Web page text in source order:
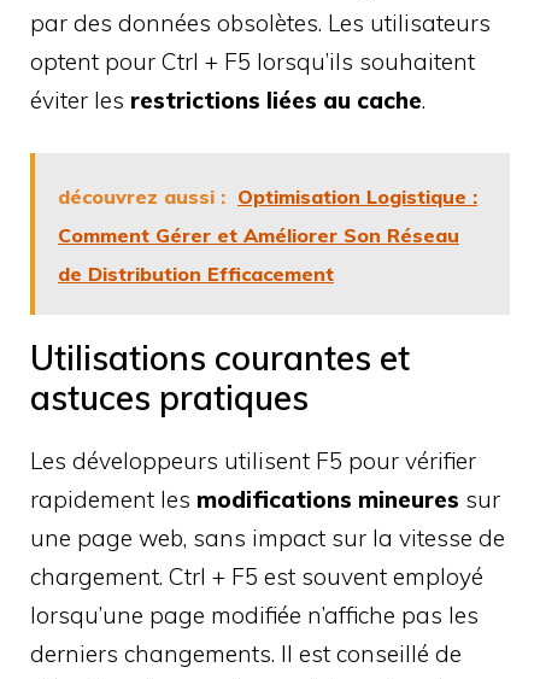
par des données obsolètes. Les utilisateurs
optent pour Ctrl + F5 lorsqu’ils souhaitent
éviter les restrictions liées au cache.
découvrez aussi : Optimisation Logistique :
Comment Gérer et Améliorer Son Réseau
de Distribution Efficacement
Utilisations courantes et
astuces pratiques
Les développeurs utilisent F5 pour vérifier
rapidement les modifications mineures sur
une page web, sans impact sur la vitesse de
chargement. Ctrl + F5 est souvent employé
lorsqu’une page modifiée n’affiche pas les
derniers changements. Il est conseillé de